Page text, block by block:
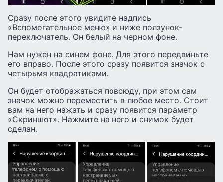
Сразу после этого увидите надпись
«Вспомогательное меню» и ниже ползунок-
переключатель. Он белый на черном фоне.
Нам нужен на синем фоне. Для этого передвиньте
его вправо. После этого сразу появится значок с
четырьмя квадратиками.
Он будет отображаться повсюду, при этом сам
значок можно переместить в любое место. Стоит
вам на него нажать и сразу появится параметр
«Скриншот». Нажмите на него и снимок будет
сделан.